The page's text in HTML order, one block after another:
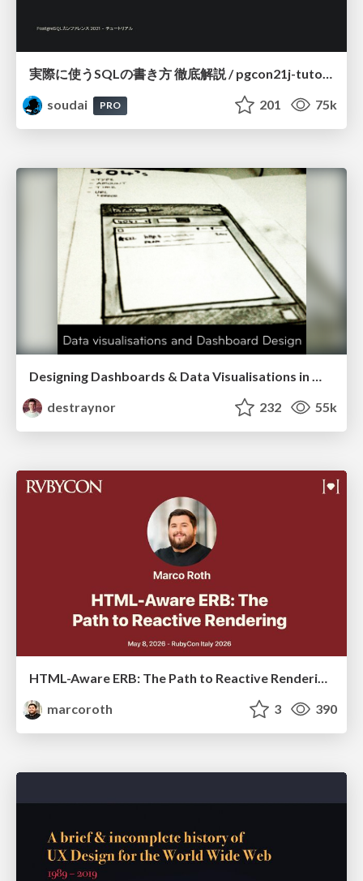
実際に使うSQLの書き方 徹底解説 / pgcon21j-tutorial
soudai
PRO 201 75k
Designing Dashboards & Data Visualisations in Web Apps
destraynor
232 55k
HTML-Aware ERB: The Path to Reactive Rendering @ RubyCon 2026, Rimini, Italy
marcoroth
3 390